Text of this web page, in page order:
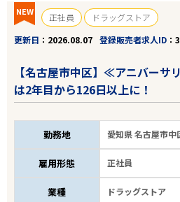
NEW 正社員
ドラッグストア
更新日
2026.08.07 登録販売者求人ID
【名古屋市中区】≪アニバーサ
は2年目から126日以上に！
勤務地 愛知県 名古屋市
雇用形態 正社員
業種 ドラッグストア